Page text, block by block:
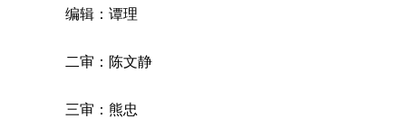
编辑：谭理
二审：陈文静
三审：熊忠